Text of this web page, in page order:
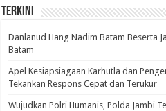
Terkini
Danlanud Hang Nadim Batam Beserta
Batam
Apel Kesiapsiagaan Karhutla dan
Tekankan Respons Cepat dan Terukur
Wujudkan Polri Humanis, Polda Jambi